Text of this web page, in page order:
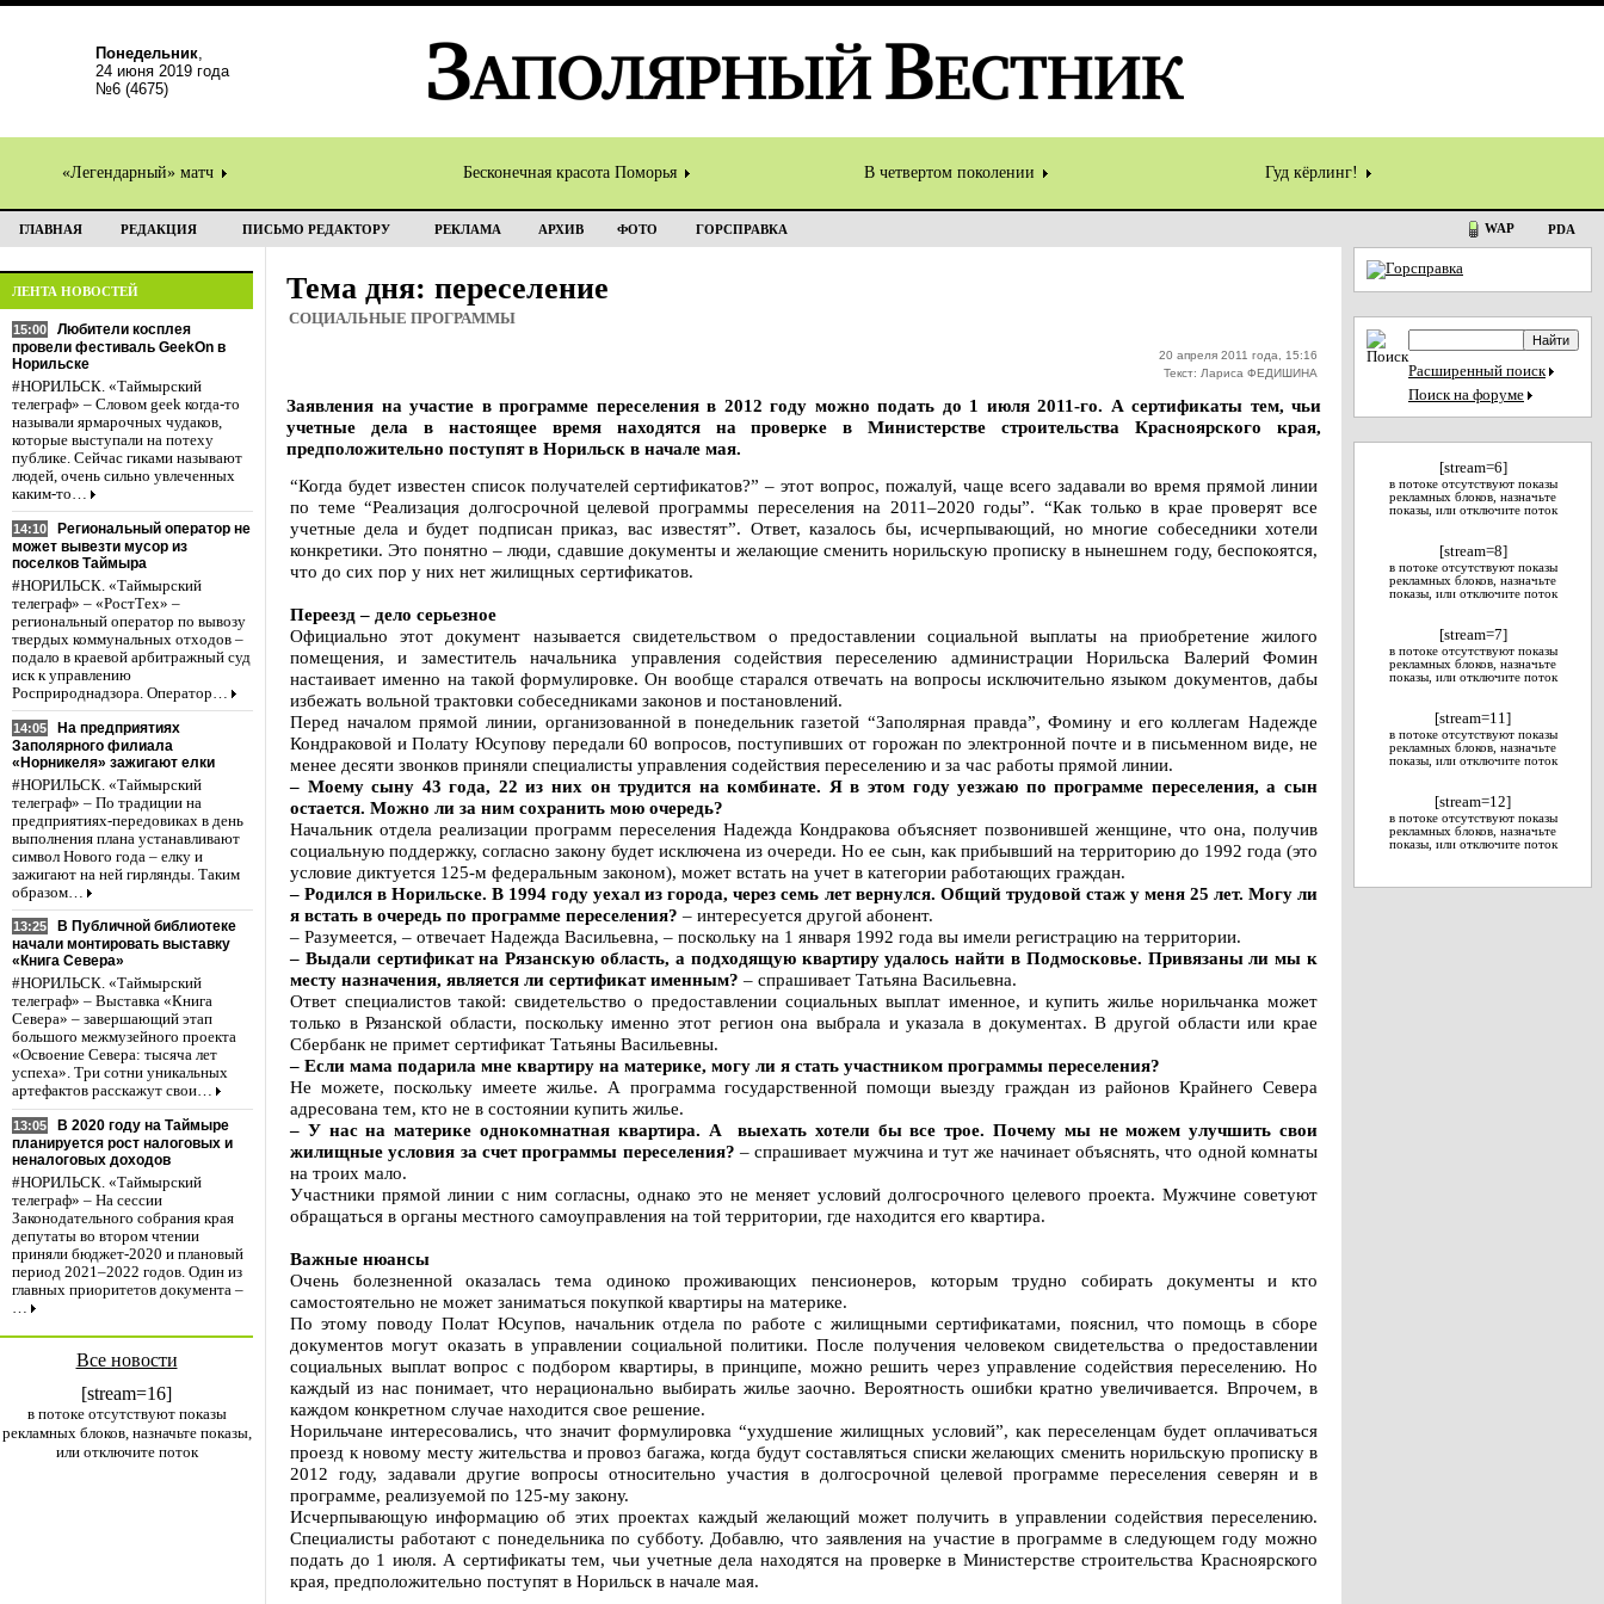
Понедельник,
24 июня 2019 года
№6 (4675)
«Легендарный» матч Бесконечная красота Поморья В четвертом поколении Гуд кёрлинг!
ГЛАВНАЯ РЕДАКЦИЯ ПИСЬМО РЕДАКТОРУ РЕКЛАМА АРХИВ ФОТО ГОРСПРАВКА WAP PDA
ЛЕНТА НОВОСТЕЙ
15:00
Любители косплея
провели фестиваль GeekOn в
Норильске
#НОРИЛЬСК. «Таймырский
телеграф» – Словом geek когда-то
называли ярмарочных чудаков,
которые выступали на потеху
публике. Сейчас гиками называют
людей, очень сильно увлеченных
каким-то…
14:10
Региональный оператор не
может вывезти мусор из
поселков Таймыра
#НОРИЛЬСК. «Таймырский
телеграф» – «РостТех» –
региональный оператор по вывозу
твердых коммунальных отходов –
подало в краевой арбитражный суд
иск к управлению
Росприроднадзора. Оператор…
14:05
На предприятиях
Заполярного филиала
«Норникеля» зажигают елки
#НОРИЛЬСК. «Таймырский
телеграф» – По традиции на
предприятиях-передовиках в день
выполнения плана устанавливают
символ Нового года – елку и
зажигают на ней гирлянды. Таким
образом…
13:25
В Публичной библиотеке
начали монтировать выставку
«Книга Севера»
#НОРИЛЬСК. «Таймырский
телеграф» – Выставка «Книга
Севера» – завершающий этап
большого межмузейного проекта
«Освоение Севера: тысяча лет
успеха». Три сотни уникальных
артефактов расскажут свои…
13:05
В 2020 году на Таймыре
планируется рост налоговых и
неналоговых доходов
#НОРИЛЬСК. «Таймырский
телеграф» – На сессии
Законодательного собрания края
депутаты во втором чтении
приняли бюджет-2020 и плановый
период 2021–2022 годов. Один из
главных приоритетов документа –
…
Все новости
[stream=16]
в потоке отсутствуют показы
рекламных блоков, назначьте показы,
или отключите поток
Тема дня: переселение
СОЦИАЛЬНЫЕ ПРОГРАММЫ
20 апреля 2011 года, 15:16
Текст: Лариса ФЕДИШИНА
Заявления на участие в программе переселения в 2012 году можно подать до 1 июля 2011-го. А сертификаты тем, чьи
учетные дела в настоящее время находятся на проверке в Министерстве строительства Красноярского края,
предположительно поступят в Норильск в начале мая.
“Когда будет известен список получателей сертификатов?” – этот вопрос, пожалуй, чаще всего задавали во время прямой линии
по теме “Реализация долгосрочной целевой программы переселения на 2011–2020 годы”. “Как только в крае проверят все
учетные дела и будет подписан приказ, вас известят”. Ответ, казалось бы, исчерпывающий, но многие собеседники хотели
конкретики. Это понятно – люди, сдавшие документы и желающие сменить норильскую прописку в нынешнем году, беспокоятся,
что до сих пор у них нет жилищных сертификатов.
Переезд – дело серьезное
Официально этот документ называется свидетельством о предоставлении социальной выплаты на приобретение жилого
помещения, и заместитель начальника управления содействия переселению администрации Норильска Валерий Фомин
настаивает именно на такой формулировке. Он вообще старался отвечать на вопросы исключительно языком документов, дабы
избежать вольной трактовки собеседниками законов и постановлений.
Перед началом прямой линии, организованной в понедельник газетой “Заполярная правда”, Фомину и его коллегам Надежде
Кондраковой и Полату Юсупову передали 60 вопросов, поступивших от горожан по электронной почте и в письменном виде, не
менее десяти звонков приняли специалисты управления содействия переселению и за час работы прямой линии.
– Моему сыну 43 года, 22 из них он трудится на комбинате. Я в этом году уезжаю по программе переселения, а сын
остается. Можно ли за ним сохранить мою очередь?
Начальник отдела реализации программ переселения Надежда Кондракова объясняет позвонившей женщине, что она, получив
социальную поддержку, согласно закону будет исключена из очереди. Но ее сын, как прибывший на территорию до 1992 года (это
условие диктуется 125-м федеральным законом), может встать на учет в категории работающих граждан.
– Родился в Норильске. В 1994 году уехал из города, через семь лет вернулся. Общий трудовой стаж у меня 25 лет. Могу ли
я встать в очередь по программе переселения? – интересуется другой абонент.
– Разумеется, – отвечает Надежда Васильевна, – поскольку на 1 января 1992 года вы имели регистрацию на территории.
– Выдали сертификат на Рязанскую область, а подходящую квартиру удалось найти в Подмосковье. Привязаны ли мы к
месту назначения, является ли сертификат именным? – спрашивает Татьяна Васильевна.
Ответ специалистов такой: свидетельство о предоставлении социальных выплат именное, и купить жилье норильчанка может
только в Рязанской области, поскольку именно этот регион она выбрала и указала в документах. В другой области или крае
Сбербанк не примет сертификат Татьяны Васильевны.
– Если мама подарила мне квартиру на материке, могу ли я стать участником программы переселения?
Не можете, поскольку имеете жилье. А программа государственной помощи выезду граждан из районов Крайнего Севера
адресована тем, кто не в состоянии купить жилье.
– У нас на материке однокомнатная квартира. А выехать хотели бы все трое. Почему мы не можем улучшить свои
жилищные условия за счет программы переселения? – спрашивает мужчина и тут же начинает объяснять, что одной комнаты
на троих мало.
Участники прямой линии с ним согласны, однако это не меняет условий долгосрочного целевого проекта. Мужчине советуют
обращаться в органы местного самоуправления на той территории, где находится его квартира.
Важные нюансы
Очень болезненной оказалась тема одиноко проживающих пенсионеров, которым трудно собирать документы и кто
самостоятельно не может заниматься покупкой квартиры на материке.
По этому поводу Полат Юсупов, начальник отдела по работе с жилищными сертификатами, пояснил, что помощь в сборе
документов могут оказать в управлении социальной политики. После получения человеком свидетельства о предоставлении
социальных выплат вопрос с подбором квартиры, в принципе, можно решить через управление содействия переселению. Но
каждый из нас понимает, что нерационально выбирать жилье заочно. Вероятность ошибки кратно увеличивается. Впрочем, в
каждом конкретном случае находится свое решение.
Норильчане интересовались, что значит формулировка “ухудшение жилищных условий”, как переселенцам будет оплачиваться
проезд к новому месту жительства и провоз багажа, когда будут составляться списки желающих сменить норильскую прописку в
2012 году, задавали другие вопросы относительно участия в долгосрочной целевой программе переселения северян и в
программе, реализуемой по 125-му закону.
Исчерпывающую информацию об этих проектах каждый желающий может получить в управлении содействия переселению.
Специалисты работают с понедельника по субботу. Добавлю, что заявления на участие в программе в следующем году можно
подать до 1 июля. А сертификаты тем, чьи учетные дела находятся на проверке в Министерстве строительства Красноярского
края, предположительно поступят в Норильск в начале мая.
Расширенный поиск
Поиск на форуме
[stream=6]
в потоке отсутствуют показы
рекламных блоков, назначьте
показы, или отключите поток
[stream=8]
в потоке отсутствуют показы
рекламных блоков, назначьте
показы, или отключите поток
[stream=7]
в потоке отсутствуют показы
рекламных блоков, назначьте
показы, или отключите поток
[stream=11]
в потоке отсутствуют показы
рекламных блоков, назначьте
показы, или отключите поток
[stream=12]
в потоке отсутствуют показы
рекламных блоков, назначьте
показы, или отключите поток